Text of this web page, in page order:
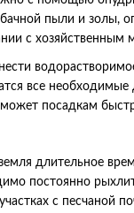
пыли и золы,
с хозяйственным
все необходимые
посадкам
длительное
постоянно
с песчаной